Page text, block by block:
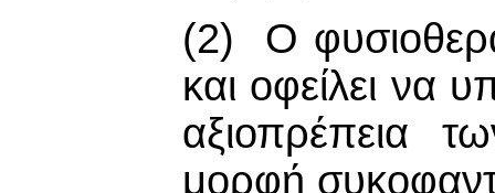
(2) Ο
και οφείλει να
αξιοπρέπεια
μορφή